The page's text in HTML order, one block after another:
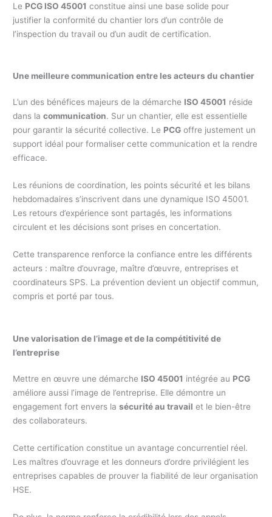
Le PCG ISO 45001 constitue ainsi une base solide pour
justifier la conformité du chantier lors d’un contrôle de
l’inspection du travail ou d’un audit de certification.
Une meilleure communication entre les acteurs du chantier
L’un des bénéfices majeurs de la démarche ISO 45001 réside
dans lacommunication. Sur un chantier, elle est essentielle
pour garantir la sécurité collective. Le PCG offre justement un
support idéal pour formaliser cette communication et la rendre
efficace.
Les réunions de coordination, les points sécurité et les bilans
hebdomadaires s’inscrivent dans une dynamique ISO 45001.
Les retours d’expérience sont partagés, les informations
circulent et les décisions sont prises en concertation.
Cette transparence renforce la confiance entre les différents
acteurs : maître d’ouvrage, maître d’œuvre, entreprises et
coordinateurs SPS. La prévention devient un objectif commun,
compris et porté par tous.
Une valorisation de l’image et de la compétitivité de
l’entreprise
Mettre en œuvre une démarche ISO 45001 intégrée au PCG
améliore aussi l’image de l’entreprise. Elle démontre un
engagement fort envers lasécurité au travail et le bien-être
des collaborateurs.
Cette certification constitue un avantage concurrentiel réel.
Les maîtres d’ouvrage et les donneurs d’ordre privilégient les
entreprises capables de prouver la fiabilité de leur organisation
HSE.